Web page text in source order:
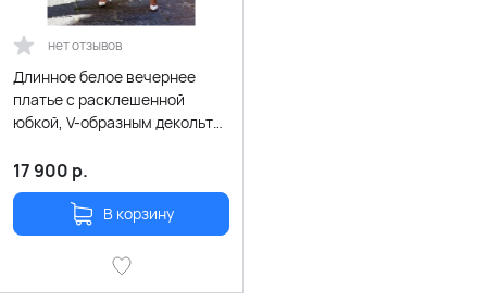
нет отзывов
Длинное белое вечернее
платье с расклешенной
юбкой, V-образным декольте
рукавчиками
17 900 р.
В корзину